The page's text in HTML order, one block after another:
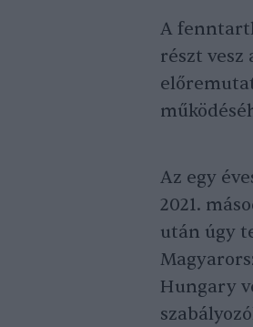
A
részt
Az egy
2021.
után úgy
Hungary